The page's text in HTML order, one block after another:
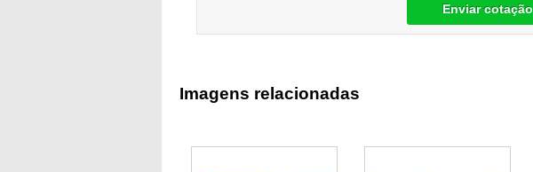
Enviar cotação
Imagens relacionadas